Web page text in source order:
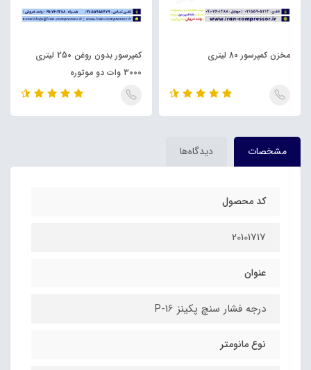
مخزن کمپرسور 80 لیتری
کمپرسور بدون روغن 250 لیتری
3000 وات دو موتوره
مشخصات دیدگاه‌ها
کد محصول
20101717
عنوان
درجه فشار سنچ پکینز P-16
نوع مانومتر